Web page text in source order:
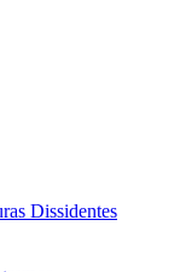
Dissidentes